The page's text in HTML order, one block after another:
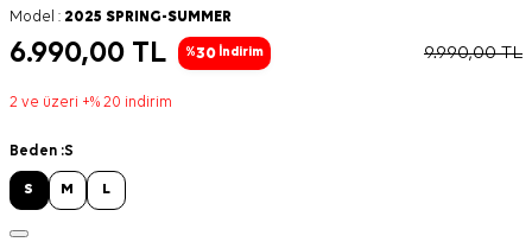
Model : 2025 SPRING-SUMMER
6.990,00 TL %30 İndirim 9.990,00TL
2 ve üzeri +% 20 indirim
Beden :S
S M L